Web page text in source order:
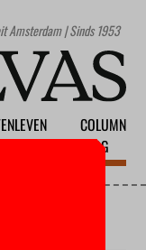
Amsterdam | Sinds 1953
COLUMN
BLOG